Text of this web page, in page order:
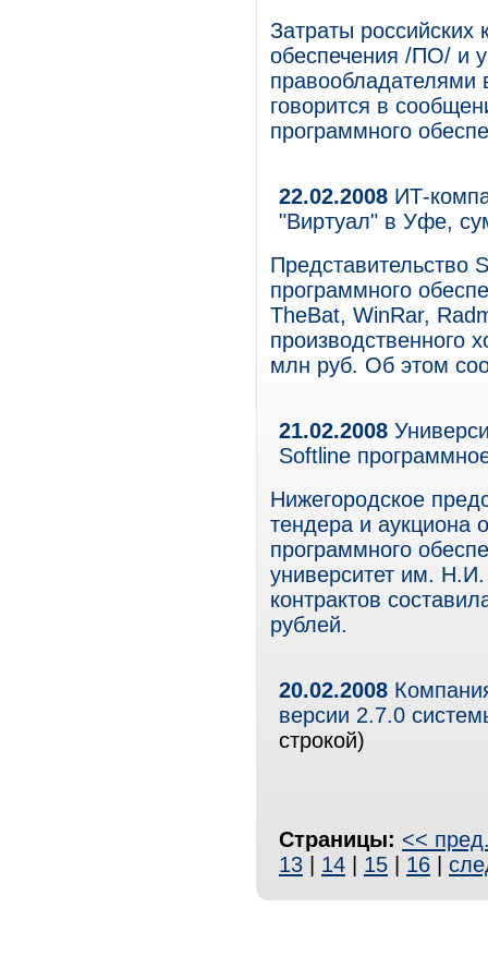
Затраты российских
обеспечения /ПО/ и
правообладателями
говорится в
программного
22.02.2008 ИТ-
"Виртуал" в Уфе,
Представительство
программного
TheBat, WinRar,
производственного
млн руб. Об этом
21.02.2008
Softline
Нижегородское
тендера и аукциона
программного
университет им.
контрактов
рублей.
20.02.2008
версии 2.7.0
строкой)
Страницы: <<
13
14 15 16